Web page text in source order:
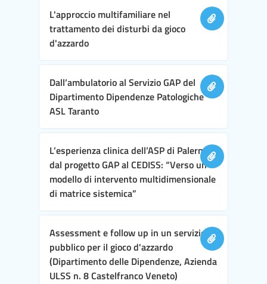
L'approccio multifamiliare nel
trattamento dei disturbi da gioco
d'azzardo
Dall’ambulatorio al Servizio GAP del
Dipartimento Dipendenze Patologiche
ASL Taranto
L’esperienza clinica dell’ASP di Palermo,
dal progetto GAP al CEDISS: “Verso un
modello di intervento multidimensionale
di matrice sistemica”
Assessment e follow up in un servizio
pubblico per il gioco d'azzardo
(Dipartimento delle Dipendenze, Azienda
ULSS n. 8 Castelfranco Veneto)